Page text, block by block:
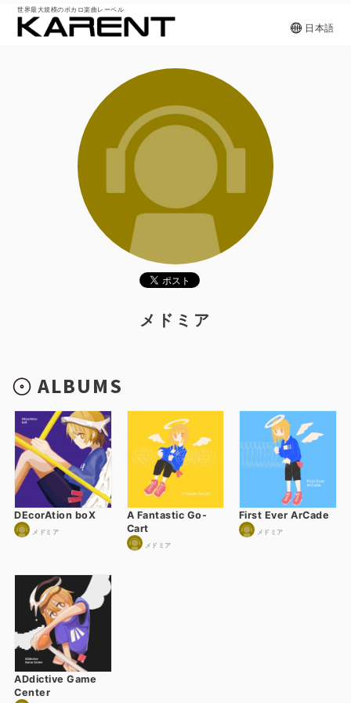
世界最大規模のボカロ楽曲レーベル
日本語
メドミア
ALBUMS
DEcorAtion boX
メドミア
A Fantastic Go-
Cart
メドミア
First Ever ArCade
メドミア
ADdictive Game
Center